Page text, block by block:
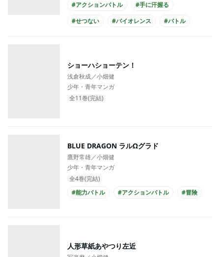
#アクションバトル
#手に汗握る
#せつない
#バイオレンス
#バトル
ショーハショーテン！
浅倉秋成／小畑健
少年・青年マンガ
全11巻(完結)
BLUE DRAGON ラルΩグラド
鷹野常雄／小畑健
少年・青年マンガ
全4巻(完結)
#能力バトル
#アクションバトル #冒険
人形草紙あやつり左近